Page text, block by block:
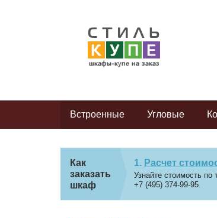
Встроенные Угловые
Как
заказать
шкаф
Расчет
Узнайте стоимость по
+7 (495) 374-99-95.